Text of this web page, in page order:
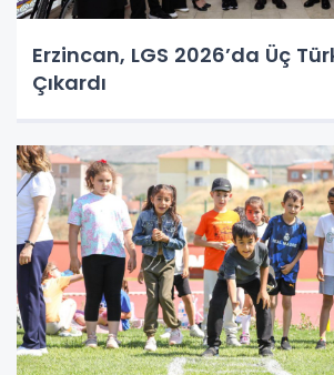
Erzincan, LGS 2026’da Üç
Çıkardı